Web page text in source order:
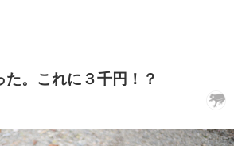
。これに３千円！？